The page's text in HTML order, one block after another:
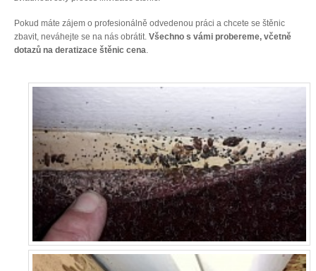
Pokud máte zájem o profesionálně odvedenou práci a chcete se štěnic
zbavit, neváhejte se na nás obrátit. Všechno s vámi probereme, včetně
dotazů na deratizace štěnic cena.